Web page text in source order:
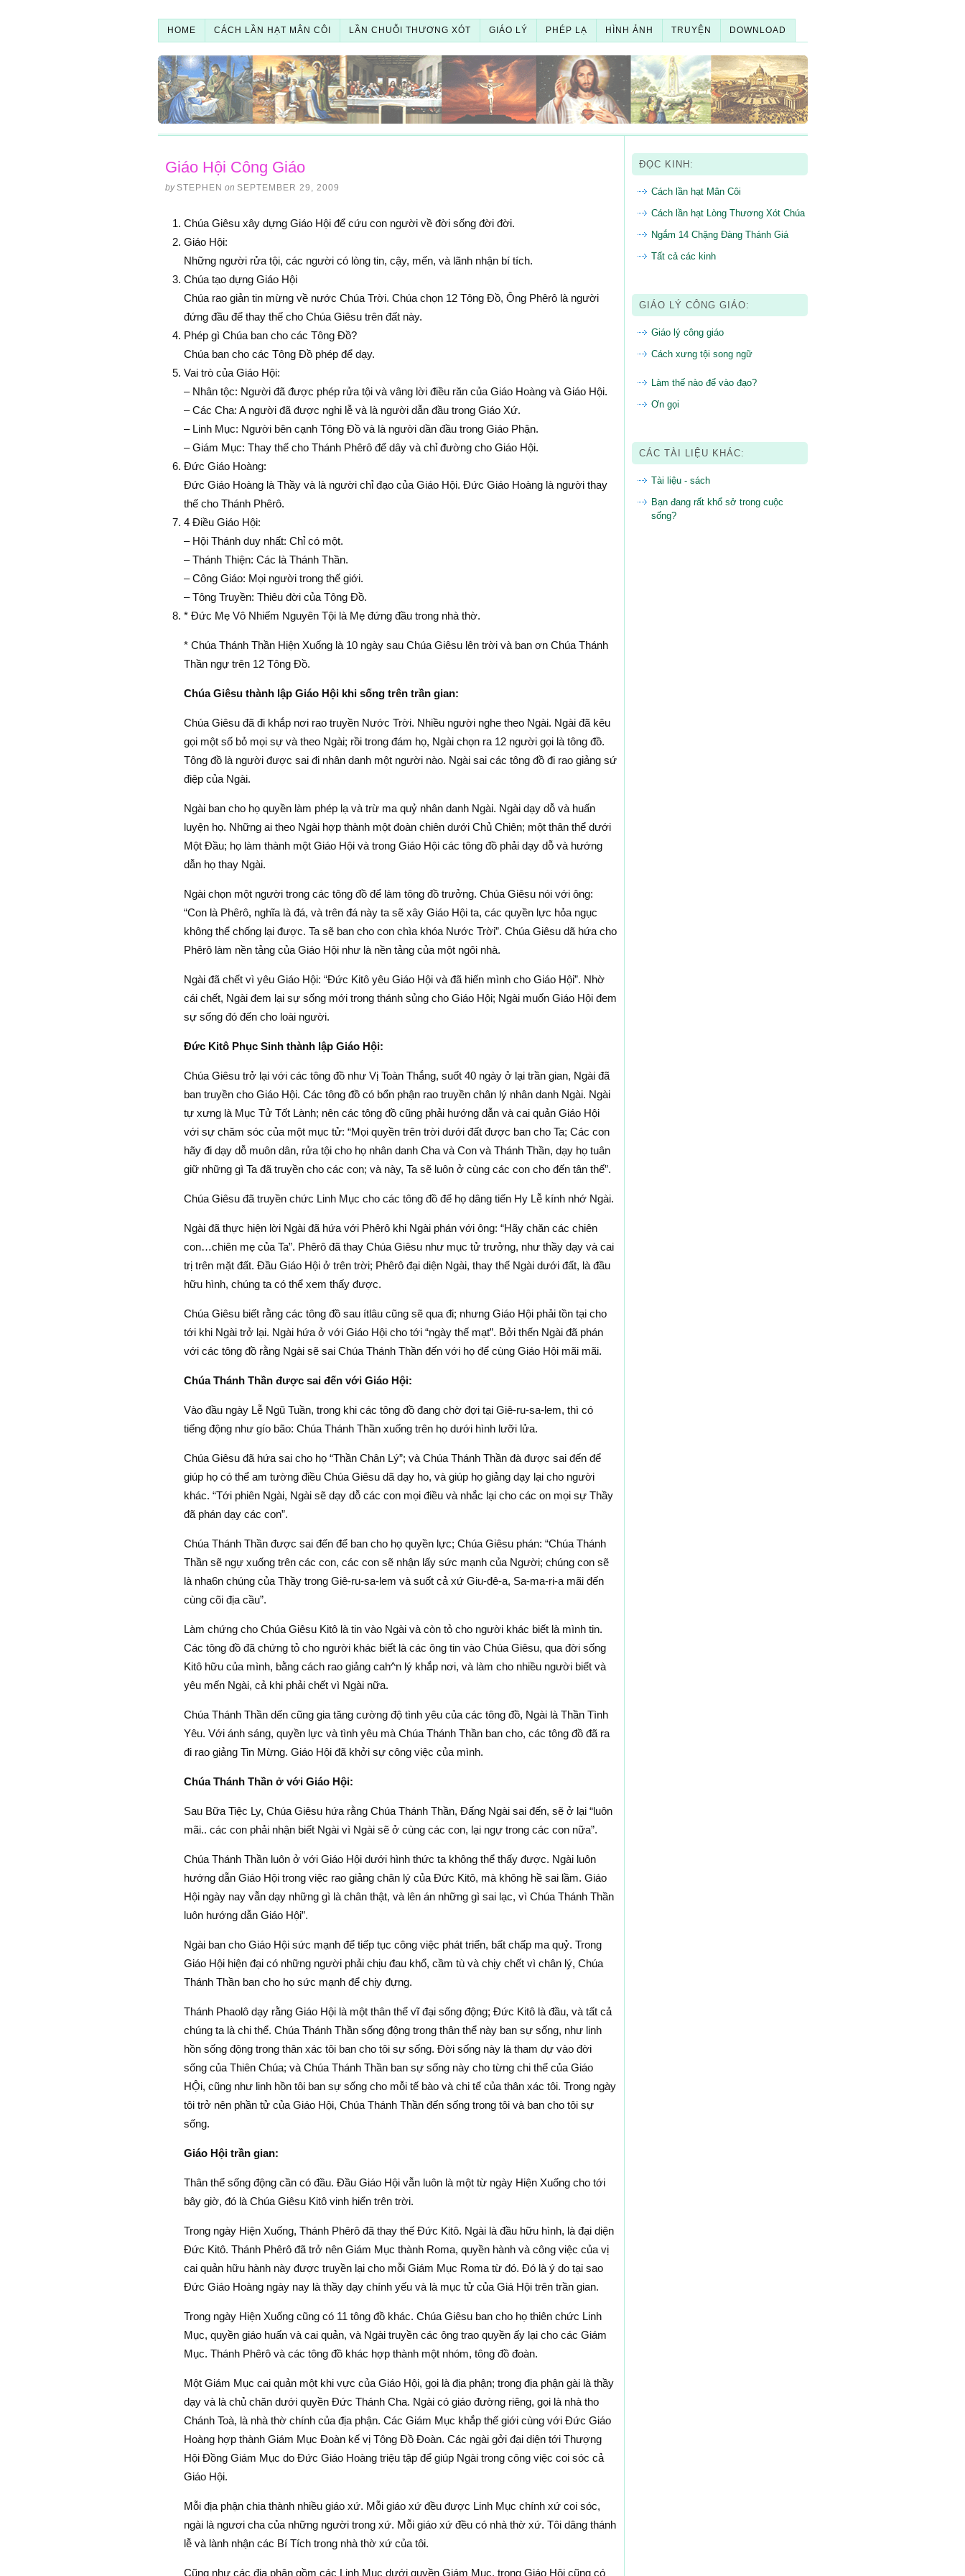
HOME CÁCH LẦN HẠT MÂN CÔI LẦN CHUỖI THƯƠNG XÓT GIÁO LÝ PHÉP LẠ HÌNH ẢNH TRUYỆN DOWNLOAD
Giáo Hội Công Giáo
by STEPHEN on SEPTEMBER 29, 2009
Chúa Giêsu xây dựng Giáo Hội để cứu con người về đời sống đời đời.
Giáo Hội:
Những người rửa tội, các người có lòng tin, cậy, mến, và lãnh nhận bí tích.
Chúa tạo dựng Giáo Hội
Chúa rao giản tin mừng về nước Chúa Trời. Chúa chọn 12 Tông Ðồ, Ông Phêrô là người
đứng đầu để thay thế cho Chúa Giêsu trên đất này.
Phép gì Chúa ban cho các Tông Ðồ?
Chúa ban cho các Tông Ðồ phép để dạy.
Vai trò của Giáo Hội:
– Nhân tộc: Người đã được phép rửa tội và vâng lời điều răn của Giáo Hoàng và Giáo Hội.
– Các Cha: A người đã được nghi lễ và là người dẫn đầu trong Giáo Xứ.
– Linh Mục: Người bên cạnh Tông Ðồ và là người dần đầu trong Giáo Phận.
– Giám Mục: Thay thế cho Thánh Phêrô để dây và chỉ đường cho Giáo Hội.
Ðức Giáo Hoàng:
Ðức Giáo Hoàng là Thầy và là người chỉ đạo của Giáo Hội. Ðức Giáo Hoàng là người thay
thế cho Thánh Phêrô.
4 Ðiều Giáo Hội:
– Hội Thánh duy nhất: Chỉ có một.
– Thánh Thiện: Các là Thánh Thần.
– Công Giáo: Mọi người trong thế giới.
– Tông Truyền: Thiêu đời của Tông Ðồ.
* Ðức Mẹ Vô Nhiếm Nguyên Tội là Mẹ đứng đầu trong nhà thờ.
* Chúa Thánh Thần Hiện Xuống là 10 ngày sau Chúa Giêsu lên trời và ban ơn Chúa Thánh
Thần ngự trên 12 Tông Ðồ.
Chúa Giêsu thành lập Giáo Hội khi sống trên trần gian:
Chúa Giêsu đã đi khắp nơi rao truyền Nước Trời. Nhiều người nghe theo Ngài. Ngài đã kêu
gọi một số bỏ mọi sự và theo Ngài; rồi trong đám họ, Ngài chọn ra 12 người gọi là tông đồ.
Tông đồ là người được sai đi nhân danh một người nào. Ngài sai các tông đồ đi rao giảng sứ
điệp của Ngài.
Ngài ban cho họ quyền làm phép lạ và trừ ma quỷ nhân danh Ngài. Ngài dạy dỗ và huấn
luyện họ. Những ai theo Ngài hợp thành một đoàn chiên dưới Chủ Chiên; một thân thể dưới
Một Ðầu; họ làm thành một Giáo Hội và trong Giáo Hội các tông đồ phải dạy dỗ và hướng
dẫn họ thay Ngài.
Ngài chọn một người trong các tông đồ để làm tông đồ trưởng. Chúa Giêsu nói với ông:
“Con là Phêrô, nghĩa là đá, và trên đá này ta sẽ xây Giáo Hội ta, các quyền lực hỏa ngục
không thể chống lại được. Ta sẽ ban cho con chìa khóa Nước Trời”. Chúa Giêsu dã hứa cho
Phêrô làm nền tảng của Giáo Hội như là nền tảng của một ngôi nhà.
Ngài đã chết vì yêu Giáo Hội: “Ðức Kitô yêu Giáo Hội và đã hiến mình cho Giáo Hội”. Nhờ
cái chết, Ngài đem lại sự sống mới trong thánh sủng cho Giáo Hội; Ngài muốn Giáo Hội đem
sự sống đó đến cho loài người.
Ðức Kitô Phục Sinh thành lập Giáo Hội:
Chúa Giêsu trở lại với các tông đồ như Vị Toàn Thắng, suốt 40 ngày ở lại trần gian, Ngài đã
ban truyền cho Giáo Hội. Các tông đồ có bổn phận rao truyền chân lý nhân danh Ngài. Ngài
tự xưng là Mục Tử Tốt Lành; nên các tông đồ cũng phải hướng dẫn và cai quản Giáo Hội
với sự chăm sóc của một mục tử: “Mọi quyền trên trời dưới đất được ban cho Ta; Các con
hãy đi dạy dỗ muôn dân, rửa tội cho họ nhân danh Cha và Con và Thánh Thần, dạy họ tuân
giữ những gì Ta đã truyền cho các con; và này, Ta sẽ luôn ở cùng các con cho đến tân thế”.
Chúa Giêsu đã truyền chức Linh Mục cho các tông đồ để họ dâng tiến Hy Lễ kính nhớ Ngài.
Ngài đã thực hiện lời Ngài đã hứa với Phêrô khi Ngài phán với ông: “Hãy chăn các chiên
con…chiên mẹ của Ta”. Phêrô đã thay Chúa Giêsu như mục tử trưởng, như thầy dạy và cai
trị trên mặt đất. Ðầu Giáo Hội ở trên trời; Phêrô đại diện Ngài, thay thế Ngài dưới đất, là đầu
hữu hình, chúng ta có thể xem thấy được.
Chúa Giêsu biết rằng các tông đồ sau ítlâu cũng sẽ qua đi; nhưng Giáo Hội phải tồn tại cho
tới khi Ngài trở lại. Ngài hứa ở với Giáo Hội cho tới “ngày thế mạt”. Bởi thến Ngài đã phán
với các tông đồ rằng Ngài sẽ sai Chúa Thánh Thần đến với họ để cùng Giáo Hội mãi mãi.
Chúa Thánh Thần được sai đến với Giáo Hội:
Vào đầu ngày Lễ Ngũ Tuần, trong khi các tông đồ đang chờ đợi tại Giê-ru-sa-lem, thì có
tiếng động như gío bão: Chúa Thánh Thần xuống trên họ dưới hình lưỡi lửa.
Chúa Giêsu đã hứa sai cho họ “Thần Chân Lý”; và Chúa Thánh Thần đà được sai đến để
giúp họ có thể am tường điều Chúa Giêsu dã dạy ho, và giúp họ giảng dạy lại cho người
khác. “Tới phiên Ngài, Ngài sẽ dạy dỗ các con mọi điều và nhắc lại cho các on mọi sự Thầy
đã phán dạy các con”.
Chúa Thánh Thần được sai đến để ban cho họ quyền lực; Chúa Giêsu phán: “Chúa Thánh
Thần sẽ ngự xuống trên các con, các con sẽ nhận lấy sức mạnh của Người; chúng con sẽ
là nha6n chúng của Thầy trong Giê-ru-sa-lem và suốt cả xứ Giu-đê-a, Sa-ma-ri-a mãi đến
cùng cõi địa cầu”.
Làm chứng cho Chúa Giêsu Kitô là tin vào Ngài và còn tỏ cho người khác biết là mình tin.
Các tông đồ đã chứng tỏ cho người khác biết là các ông tin vào Chúa Giêsu, qua đời sống
Kitô hữu của mình, bằng cách rao giảng cah^n lý khắp nơi, và làm cho nhiều người biết và
yêu mến Ngài, cả khi phải chết vì Ngài nữa.
Chúa Thánh Thần dến cũng gia tăng cường độ tình yêu của các tông đồ, Ngài là Thần Tình
Yêu. Với ánh sáng, quyền lực và tình yêu mà Chúa Thánh Thần ban cho, các tông đồ đã ra
đi rao giảng Tin Mừng. Giáo Hội đã khởi sự công việc của mình.
Chúa Thánh Thần ở với Giáo Hội:
Sau Bữa Tiệc Ly, Chúa Giêsu hứa rằng Chúa Thánh Thần, Ðấng Ngài sai đến, sẽ ở lại “luôn
mãi.. các con phải nhận biết Ngài vì Ngài sẽ ở cùng các con, lại ngự trong các con nữa”.
Chúa Thánh Thần luôn ở với Giáo Hội dưới hình thức ta không thể thấy được. Ngài luôn
hướng dẫn Giáo Hội trong việc rao giảng chân lý của Ðức Kitô, mà không hề sai lầm. Giáo
Hội ngày nay vẫn dạy những gì là chân thật, và lên án những gì sai lạc, vì Chúa Thánh Thần
luôn hướng dẫn Giáo Hội”.
Ngài ban cho Giáo Hội sức mạnh để tiếp tục công việc phát triển, bất chấp ma quỷ. Trong
Giáo Hội hiện đại có những người phải chịu đau khổ, cầm tù và chịy chết vì chân lý, Chúa
Thánh Thần ban cho họ sức mạnh để chịy đựng.
Thánh Phaolô dạy rằng Giáo Hội là một thân thể vĩ đại sống động; Ðức Kitô là đầu, và tất cả
chúng ta là chi thể. Chúa Thánh Thần sống động trong thân thể này ban sự sống, như linh
hồn sống động trong thân xác tôi ban cho tôi sự sống. Ðời sống này là tham dự vào đời
sống của Thiên Chúa; và Chúa Thánh Thần ban sự sống này cho từng chi thể của Giáo
HỘi, cũng như linh hồn tôi ban sự sống cho mỗi tế bào và chi tể của thân xác tôi. Trong ngày
tôi trở nên phần tử của Giáo Hội, Chúa Thánh Thần đến sống trong tôi và ban cho tôi sự
sống.
Giáo Hội trần gian:
Thân thể sống động cần có đầu. Ðầu Giáo Hội vẫn luôn là một từ ngày Hiện Xuống cho tới
bây giờ, đó là Chúa Giêsu Kitô vinh hiển trên trời.
Trong ngày Hiện Xuống, Thánh Phêrô đã thay thế Ðức Kitô. Ngài là đầu hữu hình, là đại diện
Ðức Kitô. Thánh Phêrô đã trở nên Giám Mục thành Roma, quyền hành và công việc của vị
cai quản hữu hành này được truyền lại cho mỗi Giám Mục Roma từ đó. Ðó là ý do tại sao
Ðức Giáo Hoàng ngày nay là thầy dạy chính yếu và là mục tử của Giá Hội trên trần gian.
Trong ngày Hiện Xuống cũng có 11 tông đồ khác. Chúa Giêsu ban cho họ thiên chức Linh
Mục, quyền giáo huấn và cai quản, và Ngài truyền các ông trao quyền ấy lại cho các Giám
Mục. Thánh Phêrô và các tông đồ khác hợp thành một nhóm, tông đồ đoàn.
Một Giám Mục cai quản một khi vực của Giáo Hội, gọi là địa phận; trong địa phận gài là thầy
dạy và là chủ chăn dưới quyền Ðức Thánh Cha. Ngài có giáo đường riêng, gọi là nhà tho
Chánh Toà, là nhà thờ chính của địa phận. Các Giám Mục khắp thế giới cùng với Ðức Giáo
Hoàng hợp thành Giám Mục Ðoàn kế vị Tông Ðồ Ðoàn. Các ngài gởi đại diện tới Thượng
Hội Ðồng Giám Mục do Ðức Giáo Hoàng triệu tập để giúp Ngài trong công việc coi sóc cả
Giáo Hội.
Mỗi địa phận chia thành nhiều giáo xứ. Mỗi giáo xứ đều được Linh Mục chính xứ coi sóc,
ngài là ngươi cha của những người trong xứ. Mỗi giáo xứ đều có nhà thờ xứ. Tôi dâng thánh
lễ và lành nhận các Bí Tích trong nhà thờ xứ của tôi.
Cũng như các địa phận gồm các Linh Mục dưới quyền Giám Mục, trong Giáo Hội cũng có
ĐỌC KINH:
Cách lần hạt Mân Côi
Cách lần hạt Lòng Thương Xót Chúa
Ngắm 14 Chặng Đàng Thánh Giá
Tất cả các kinh
GIÁO LÝ CÔNG GIÁO:
Giáo lý công giáo
Cách xưng tội song ngữ
Làm thế nào để vào đạo?
Ơn gọi
CÁC TÀI LIỆU KHÁC:
Tài liệu - sách
Bạn đang rất khổ sở trong cuộc
sống?